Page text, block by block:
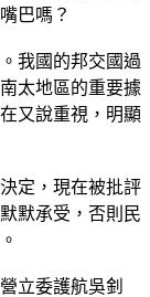
巴嗎？
我國的邦交國過
太地區的重要據
又說重視，明顯
定，現在被批評
默承受，否則民
立委護航吳釗